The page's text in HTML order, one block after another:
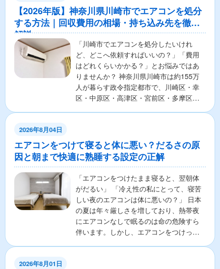
【2026年版】神奈川県川崎市でエアコンを処分
する方法｜回収費用の相場・持ち込み先を徹底
解説
「川崎市でエアコンを処分したいけれ
ど、どこへ依頼すればいいの？」「費用
はどれくらいかかる？」とお悩みではあ
りませんか？ 神奈川県川崎市は約155万
人が暮らす政令指定都市で、川崎区・幸
区・中原区・高津区・宮前区・多摩区・
2026年8月04日
エアコンをつけて寝ると体に悪い？だるさの原
因と朝まで快適に熟睡する設定の正解
「エアコンをつけたまま寝ると、翌朝体
がだるい」 「冷え性の私にとって、寝苦
しい夜のエアコンは体に悪いの？」 日本
の夏は年々厳しさを増しており、熱帯夜
にエアコンなしで眠るのは命の危険すら
伴います。しかし、エアコンをつけっぱ
2026年8月01日